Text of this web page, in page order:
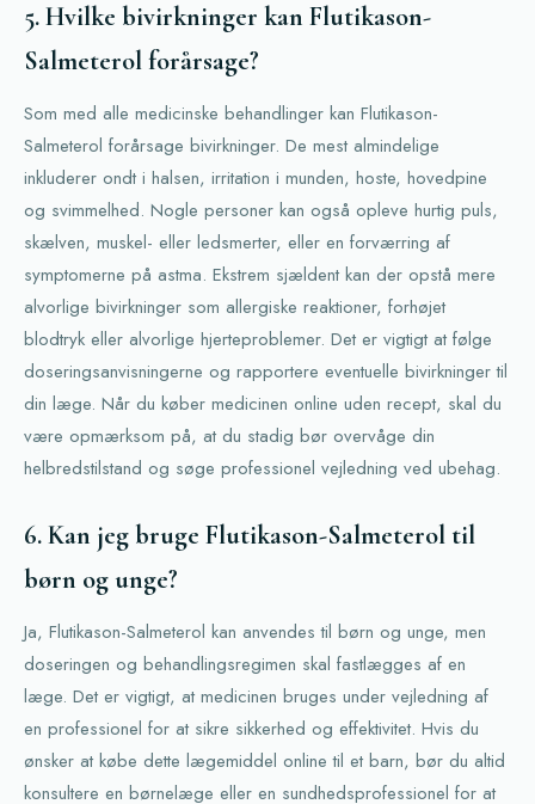
5. Hvilke bivirkninger kan Flutikason-
Salmeterol forårsage?
Som med alle medicinske behandlinger kan Flutikason-
Salmeterol forårsage bivirkninger. De mest almindelige
inkluderer ondt i halsen, irritation i munden, hoste, hovedpine
og svimmelhed. Nogle personer kan også opleve hurtig puls,
skælven, muskel- eller ledsmerter, eller en forværring af
symptomerne på astma. Ekstrem sjældent kan der opstå mere
alvorlige bivirkninger som allergiske reaktioner, forhøjet
blodtryk eller alvorlige hjerteproblemer. Det er vigtigt at følge
doseringsanvisningerne og rapportere eventuelle bivirkninger til
din læge. Når du køber medicinen online uden recept, skal du
være opmærksom på, at du stadig bør overvåge din
helbredstilstand og søge professionel vejledning ved ubehag.
6. Kan jeg bruge Flutikason-Salmeterol til
børn og unge?
Ja, Flutikason-Salmeterol kan anvendes til børn og unge, men
doseringen og behandlingsregimen skal fastlægges af en
læge. Det er vigtigt, at medicinen bruges under vejledning af
en professionel for at sikre sikkerhed og effektivitet. Hvis du
ønsker at købe dette lægemiddel online til et barn, bør du altid
konsultere en børnelæge eller en sundhedsprofessionel for at